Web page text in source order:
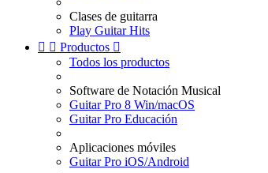
Clases de guitarra
Play Guitar Hits
  Productos 
Todos los productos
Software de Notación Musical
Guitar Pro 8 Win/macOS
Guitar Pro Educación
Aplicaciones móviles
Guitar Pro iOS/Android